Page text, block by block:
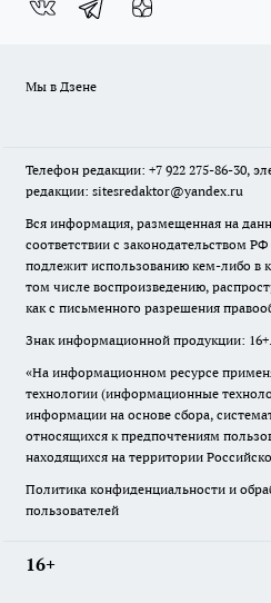
Мы в Дзене
Телефон редакции: +7 922 275-86-30,
редакции: sitesredaktor@yandex.ru
Вся информация, размещенная на
соответствии с законодательством
подлежит использованию кем-либо в
том числе воспроизведению,
как с письменного разрешения
Знак информационной продукции: 16+.
«На информационном ресурсе
технологии (информационные
информации на основе сбора,
относящихся к предпочтениям
находящихся на территории
Политика конфиденциальности и
пользователей
16+